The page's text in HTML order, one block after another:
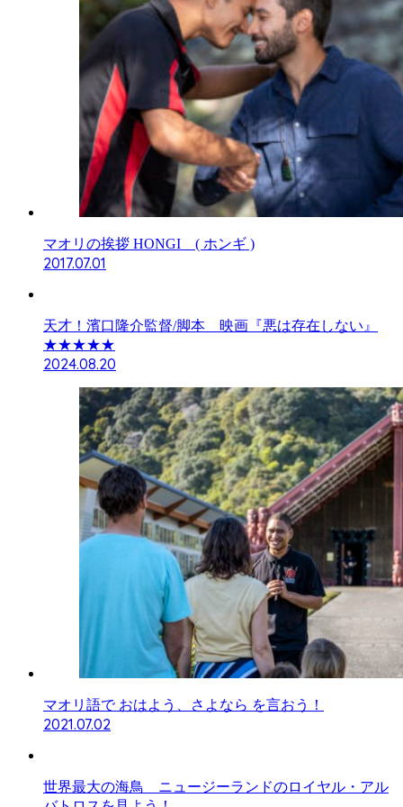
マオリの挨拶 HONGI ( ホンギ )
2017.07.01
天才！濱口隆介監督/脚本 映画『悪は存在しない』
★★★★★
2024.08.20
マオリ語で おはよう、さよなら を言おう！
2021.07.02
世界最大の海鳥 ニュージーランドのロイヤル・アル